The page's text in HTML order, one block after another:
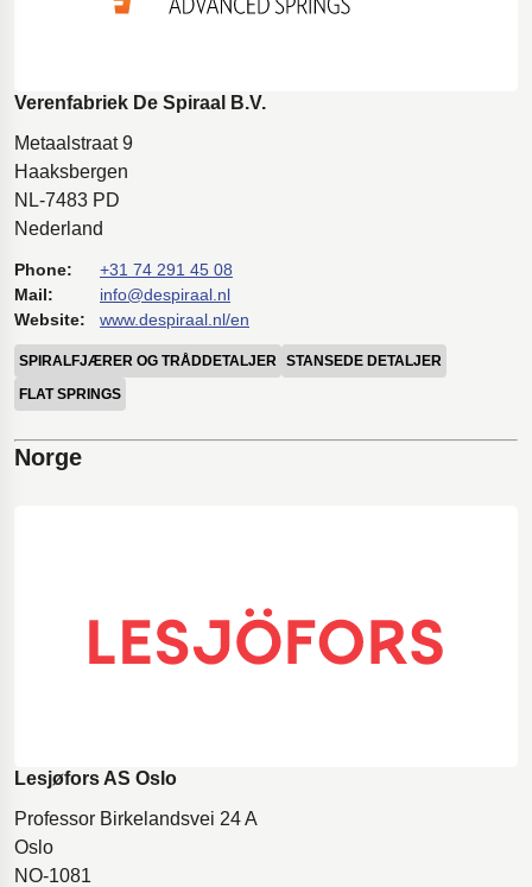
Verenfabriek De Spiraal B.V.
Metaalstraat 9
Haaksbergen
NL-7483 PD
Nederland
Phone:
+31 74 291 45 08
Mail:
info@despiraal.nl
Website:
www.despiraal.nl/en
SPIRALFJÆRER OG TRÅDDETALJER STANSEDE DETALJER
FLAT SPRINGS
Norge
Lesjøfors AS Oslo
Professor Birkelandsvei 24 A
Oslo
NO-1081